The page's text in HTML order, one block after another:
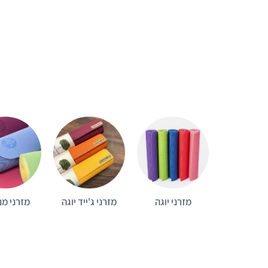
מזרני יוגה מזרני ג'ייד יוגה מזרני